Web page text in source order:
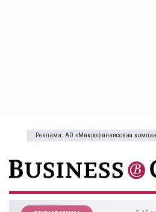
Реклама: АО «Микрофинансовая